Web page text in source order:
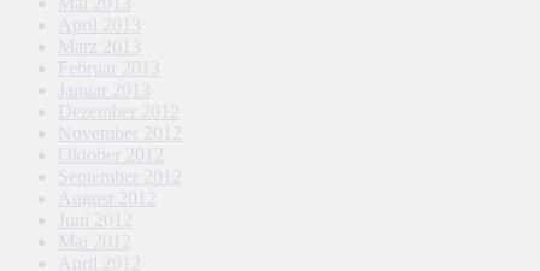
April 2013
März 2013
Februar 2013
Januar 2013
Dezember 2012
November 2012
Oktober 2012
September 2012
August 2012
Juni 2012
Mai 2012
April 2012